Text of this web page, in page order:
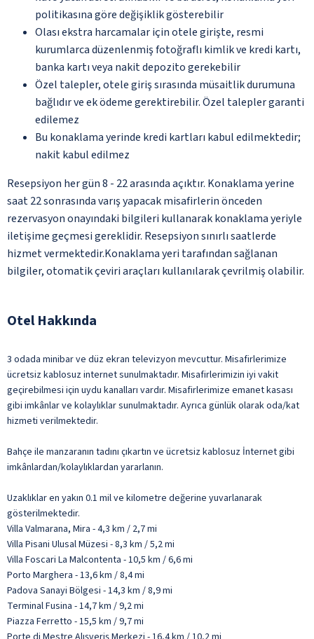
politikasına göre değişiklik gösterebilir
Olası ekstra harcamalar için otele girişte, resmi
kurumlarca düzenlenmiş fotoğraflı kimlik ve kredi kartı,
banka kartı veya nakit depozito gerekebilir
Özel talepler, otele giriş sırasında müsaitlik durumuna
bağlıdır ve ek ödeme gerektirebilir. Özel talepler garanti
edilemez
Bu konaklama yerinde kredi kartları kabul edilmektedir;
nakit kabul edilmez
Resepsiyon her gün 8 - 22 arasında açıktır. Konaklama yerine
saat 22 sonrasında varış yapacak misafirlerin önceden
rezervasyon onayındaki bilgileri kullanarak konaklama yeriyle
iletişime geçmesi gereklidir. Resepsiyon sınırlı saatlerde
hizmet vermektedir.Konaklama yeri tarafından sağlanan
bilgiler, otomatik çeviri araçları kullanılarak çevrilmiş olabilir.
Otel Hakkında
3 odada minibar ve düz ekran televizyon mevcuttur. Misafirlerimize
ücretsiz kablosuz internet sunulmaktadır. Misafirlerimizin iyi vakit
geçirebilmesi için uydu kanalları vardır. Misafirlerimize emanet kasası
gibi imkânlar ve kolaylıklar sunulmaktadır. Ayrıca günlük olarak oda/kat
hizmeti verilmektedir.
Bahçe ile manzaranın tadını çıkartın ve ücretsiz kablosuz İnternet gibi
imkânlardan/kolaylıklardan yararlanın.
Uzaklıklar en yakın 0.1 mil ve kilometre değerine yuvarlanarak
gösterilmektedir.
Villa Valmarana, Mira - 4,3 km / 2,7 mi
Villa Pisani Ulusal Müzesi - 8,3 km / 5,2 mi
Villa Foscari La Malcontenta - 10,5 km / 6,6 mi
Porto Marghera - 13,6 km / 8,4 mi
Padova Sanayi Bölgesi - 14,3 km / 8,9 mi
Terminal Fusina - 14,7 km / 9,2 mi
Piazza Ferretto - 15,5 km / 9,7 mi